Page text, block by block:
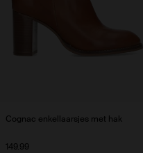
Cognac enkellaarsjes met hak
149.99